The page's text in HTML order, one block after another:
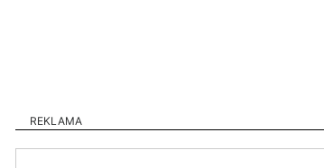
REKLAMA